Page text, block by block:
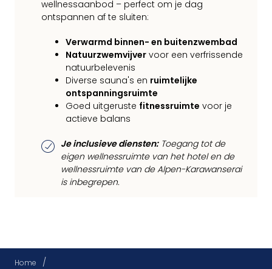
wellnessaanbod – perfect om je dag
ontspannen af te sluiten:
Verwarmd binnen- en buitenzwembad
Natuurzwemvijver voor een verfrissende
natuurbelevenis
Diverse sauna's en ruimtelijke
ontspanningsruimte
Goed uitgeruste fitnessruimte voor je
actieve balans
Je inclusieve diensten:Toegang tot de
eigen wellnessruimte van het hotel en de
wellnessruimte van de Alpen-Karawanserai
is inbegrepen.
Home /